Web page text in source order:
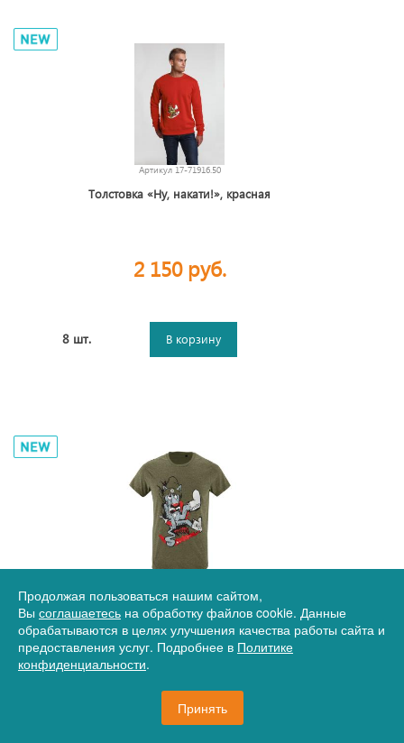
Артикул 17-71916.50
Толстовка «Ну, накати!», красная
2 150 руб.
8 шт. В корзину
Футболка мужская «Ну, накати!», хаки
1 500 руб.
Продолжая пользоваться нашим сайтом,
Вы соглашаетесь на обработку файлов cookie. Данные
обрабатываются в целях улучшения качества работы сайта и
предоставления услуг. Подробнее в Политике
конфиденциальности.
Принять